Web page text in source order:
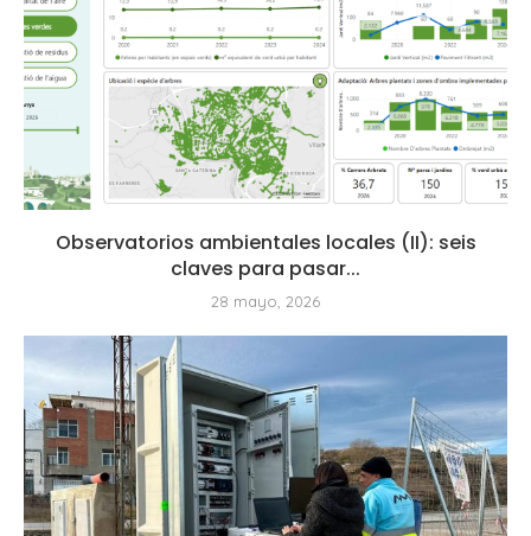
Observatorios ambientales locales (II): seis
claves para pasar...
28 mayo, 2026